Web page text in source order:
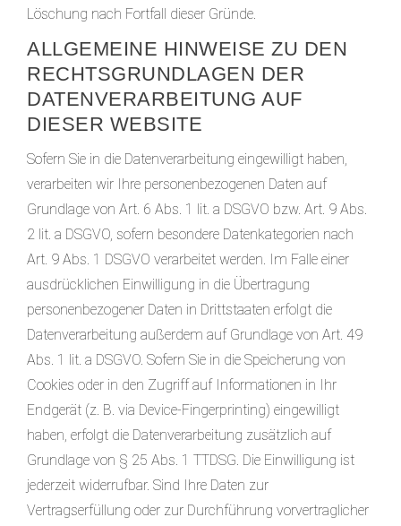
Löschung nach Fortfall dieser Gründe.
ALLGEMEINE HINWEISE ZU DEN
RECHTSGRUNDLAGEN DER
DATENVERARBEITUNG AUF
DIESER WEBSITE
Sofern Sie in die Datenverarbeitung eingewilligt haben,
verarbeiten wir Ihre personenbezogenen Daten auf
Grundlage von Art. 6 Abs. 1 lit. a DSGVO bzw. Art. 9 Abs.
2 lit. a DSGVO, sofern besondere Datenkategorien nach
Art. 9 Abs. 1 DSGVO verarbeitet werden. Im Falle einer
ausdrücklichen Einwilligung in die Übertragung
personenbezogener Daten in Drittstaaten erfolgt die
Datenverarbeitung außerdem auf Grundlage von Art. 49
Abs. 1 lit. a DSGVO. Sofern Sie in die Speicherung von
Cookies oder in den Zugriff auf Informationen in Ihr
Endgerät (z. B. via Device-Fingerprinting) eingewilligt
haben, erfolgt die Datenverarbeitung zusätzlich auf
Grundlage von § 25 Abs. 1 TTDSG. Die Einwilligung ist
jederzeit widerrufbar. Sind Ihre Daten zur
Vertragserfüllung oder zur Durchführung vorvertraglicher